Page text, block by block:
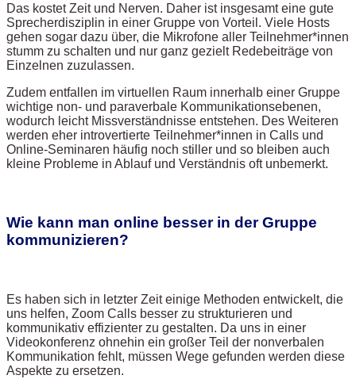
Das kostet Zeit und Nerven. Daher ist insgesamt eine gute
Sprecherdisziplin in einer Gruppe von Vorteil. Viele Hosts
gehen sogar dazu über, die Mikrofone aller Teilnehmer*innen
stumm zu schalten und nur ganz gezielt Redebeiträge von
Einzelnen zuzulassen.
Zudem entfallen im virtuellen Raum innerhalb einer Gruppe
wichtige non- und paraverbale Kommunikationsebenen,
wodurch leicht Missverständnisse entstehen. Des Weiteren
werden eher introvertierte Teilnehmer*innen in Calls und
Online-Seminaren häufig noch stiller und so bleiben auch
kleine Probleme in Ablauf und Verständnis oft unbemerkt.
Wie kann man online besser in der Gruppe
kommunizieren?
Es haben sich in letzter Zeit einige Methoden entwickelt, die
uns helfen, Zoom Calls besser zu strukturieren und
kommunikativ effizienter zu gestalten. Da uns in einer
Videokonferenz ohnehin ein großer Teil der nonverbalen
Kommunikation fehlt, müssen Wege gefunden werden diese
Aspekte zu ersetzen.